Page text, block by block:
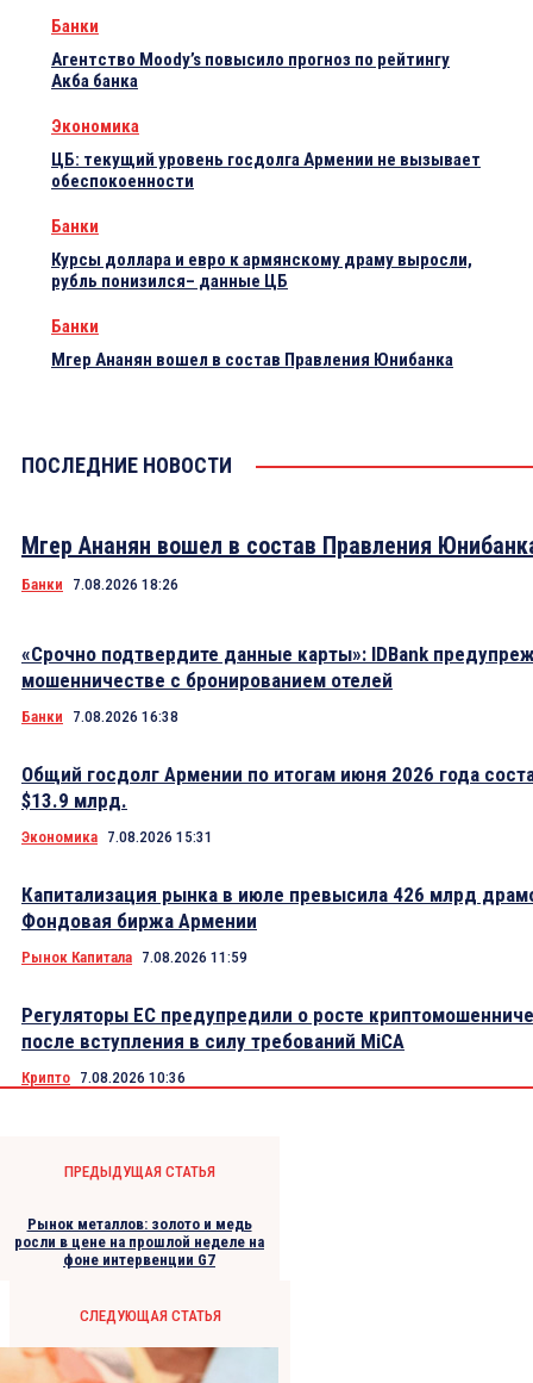
Банки
Агентство Moody’s повысило прогноз по рейтингу
Акба банка
Экономика
ЦБ: текущий уровень госдолга Армении не вызывает
обеспокоенности
Банки
Курсы доллара и евро к армянскому драму выросли,
рубль понизился– данные ЦБ
Банки
Мгер Ананян вошел в состав Правления Юнибанка
ПОСЛЕДНИЕ НОВОСТИ
Мгер Ананян вошел в состав Правления
Банки 7.08.2026 18:26
«Срочно подтвердите данные карты»: IDBank
мошенничестве с бронированием отелей
Банки 7.08.2026 16:38
Общий госдолг Армении по итогам июня 2026 года
$13.9 млрд.
Экономика 7.08.2026 15:31
Капитализация рынка в июле превысила 426 млрд
Фондовая биржа Армении
Рынок Капитала 7.08.2026 11:59
Регуляторы ЕС предупредили о росте
после вступления в силу требований MiCA
Крипто 7.08.2026 10:36
ПРЕДЫДУЩАЯ СТАТЬЯ
Рынок металлов: золото и медь
росли в цене на прошлой неделе на
фоне интервенции G7
СЛЕДУЮЩАЯ СТАТЬЯ